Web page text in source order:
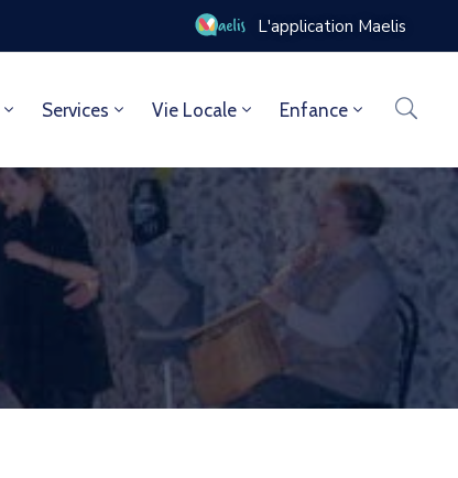
L'application Maelis
Services Vie Locale Enfance